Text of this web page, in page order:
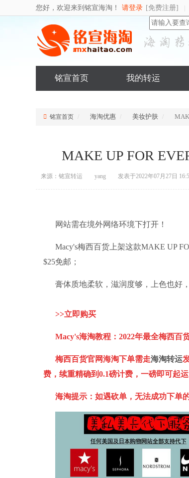
您好，欢迎来到铭宣海淘！ 请登录 [免费注册]
铭宣首页 我的转运
铭宣首页 海淘优惠 美妆护肤
MAKE UP FOR
来源：铭宣转运 yang 发表于2022年07月27日
网站需在境外网络环境下打开！
Macy's梅西百货上架这款MAKE UP
$25免邮；
膏体质地柔软，滋润度够，上色也好
>>立即购买
Macy's海淘教程： 2022年最全梅西百
梅西百货官网海淘下单需走海淘转运
费，续重精确到0.1磅计费，一磅即可起运
海淘提示：如遇砍单，无法成功下单